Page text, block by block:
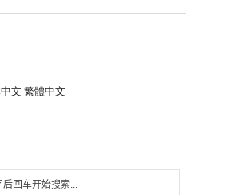
文 繁體中文